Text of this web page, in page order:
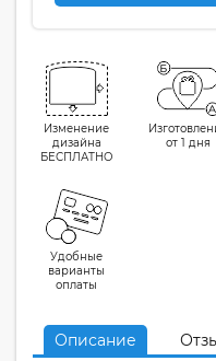
Изменение
дизайна
БЕСПЛАТНО
от 1 дня
Удобные
варианты
оплаты
Описание